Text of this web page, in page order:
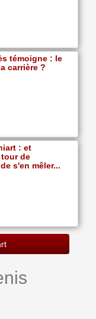
témoigne : le
carrière ?
: et
de
s'en mêler...